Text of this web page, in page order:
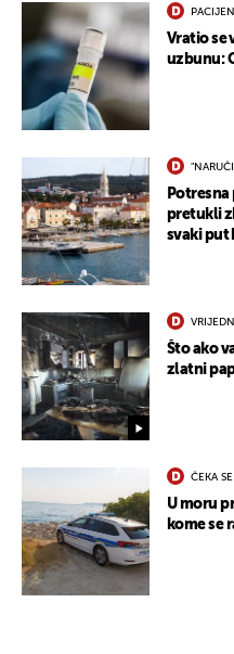
Vratio se
uzbunu:
Potresna
pretukli
svaki put
Što ako
zlatni
ČEKA
U moru
kome se
UKLJUČITE